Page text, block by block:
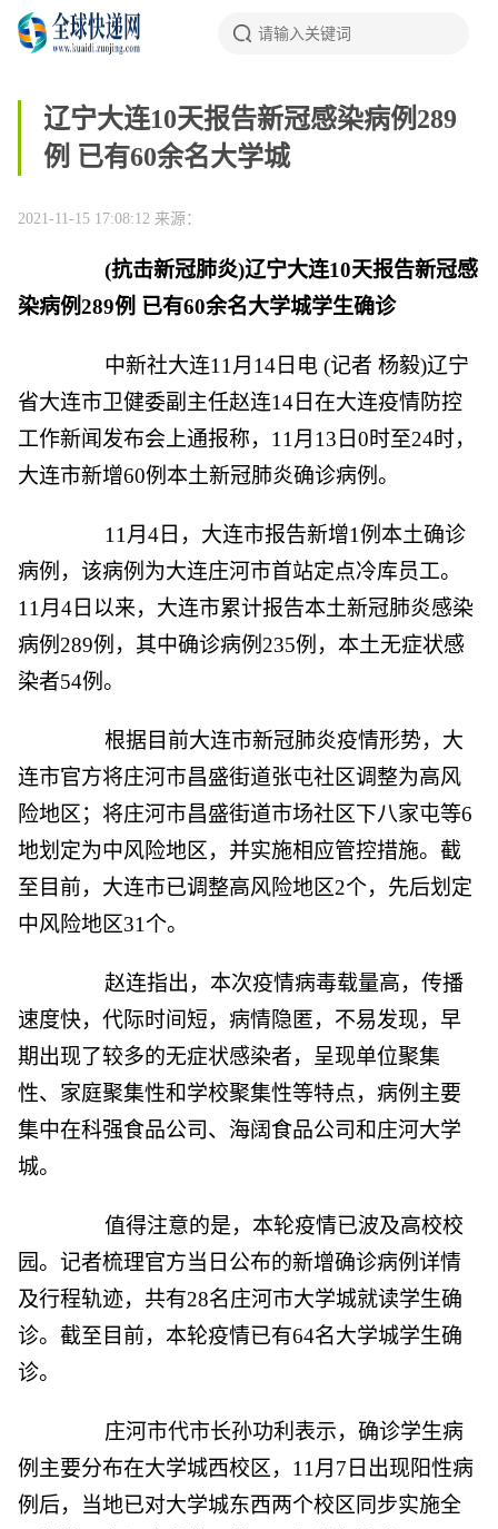
辽宁大连10天报告新冠感染病例289
例 已有60余名大学城
2021-11-15 17:08:12 来源：
(抗击新冠肺炎)辽宁大连10天报告新冠感
染病例289例 已有60余名大学城学生确诊
中新社大连11月14日电 (记者 杨毅)辽宁
省大连市卫健委副主任赵连14日在大连疫情防控
工作新闻发布会上通报称，11月13日0时至24时，
大连市新增60例本土新冠肺炎确诊病例。
11月4日，大连市报告新增1例本土确诊
病例，该病例为大连庄河市首站定点冷库员工。
11月4日以来，大连市累计报告本土新冠肺炎感染
病例289例，其中确诊病例235例，本土无症状感
染者54例。
根据目前大连市新冠肺炎疫情形势，大
连市官方将庄河市昌盛街道张屯社区调整为高风
险地区；将庄河市昌盛街道市场社区下八家屯等6
地划定为中风险地区，并实施相应管控措施。截
至目前，大连市已调整高风险地区2个，先后划定
中风险地区31个。
赵连指出，本次疫情病毒载量高，传播
速度快，代际时间短，病情隐匿，不易发现，早
期出现了较多的无症状感染者，呈现单位聚集
性、家庭聚集性和学校聚集性等特点，病例主要
集中在科强食品公司、海阔食品公司和庄河大学
城。
值得注意的是，本轮疫情已波及高校校
园。记者梳理官方当日公布的新增确诊病例详情
及行程轨迹，共有28名庄河市大学城就读学生确
诊。截至目前，本轮疫情已有64名大学城学生确
诊。
庄河市代市长孙功利表示，确诊学生病
例主要分布在大学城西校区，11月7日出现阳性病
例后，当地已对大学城东西两个校区同步实施全